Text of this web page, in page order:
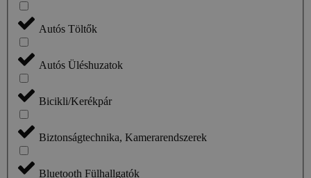
Autós Töltők
Autós Üléshuzatok
Bicikli/Kerékpár
Biztonságtechnika, Kamerarendszerek
Bluetooth Fülhallgatók